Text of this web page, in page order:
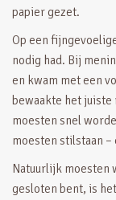
papier gezet.
Op een
nodig had. Bij
en kwam met een
bewaakte het
moesten snel
moesten stilstaan –
Natuurlijk moesten
gesloten bent, is